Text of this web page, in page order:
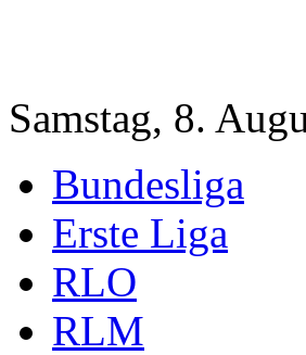
Samstag, 8.
Bundesliga
Erste Liga
RLO
RLM